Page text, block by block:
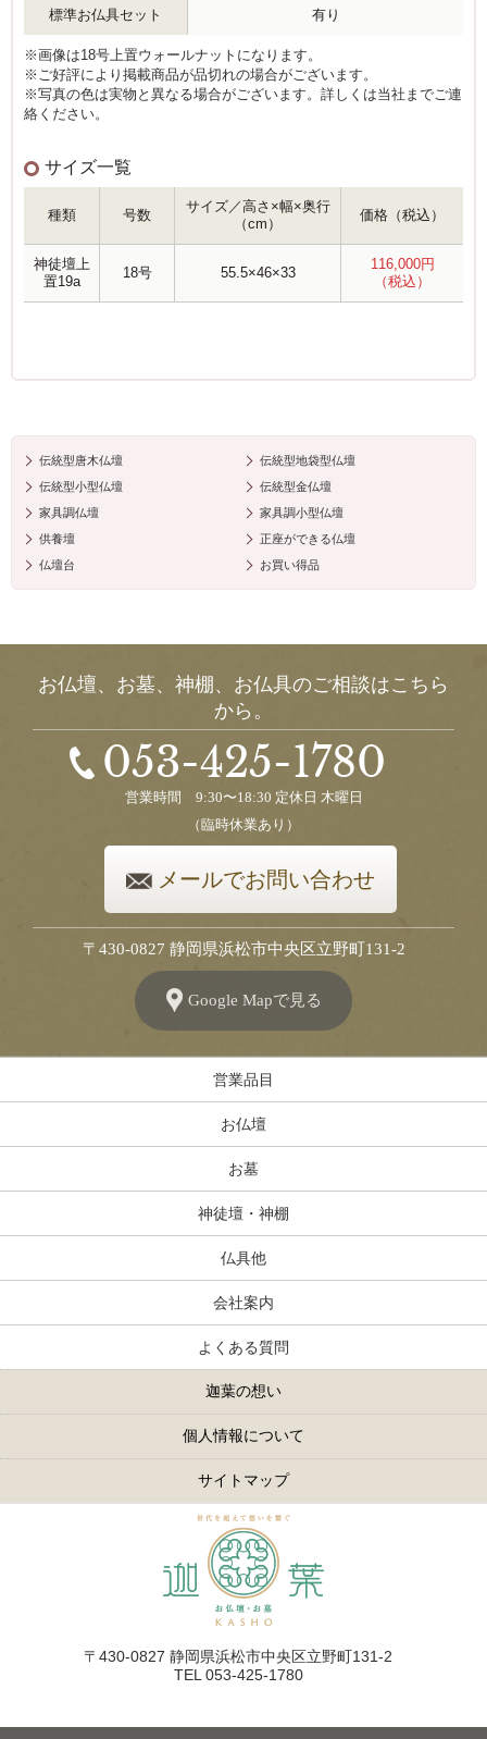
標準お仏具セット 有り
※画像は18号上置ウォールナットになります。
※ご好評により掲載商品が品切れの場合がございます。
※写真の色は実物と異なる場合がございます。詳しくは当社までご連
絡ください。
サイズ一覧
種類 号数
サイズ／高さ×幅×奥行
（cm）
価格（税込）
神徒壇上
置19a
18号 55.5×46×33
116,000円
（税込）
伝統型唐木仏壇
伝統型地袋型仏壇
伝統型小型仏壇
伝統型金仏壇
家具調仏壇
家具調小型仏壇
供養壇
正座ができる仏壇
仏壇台
お買い得品
お仏壇、お墓、神棚、お仏具のご相談はこちら
から。
053-425-1780
営業時間 9:30〜18:30 定休日 木曜日
（臨時休業あり）
メールでお問い合わせ
〒430-0827 静岡県浜松市中央区立野町131-2
Google Mapで見る
営業品目
お仏壇
お墓
神徒壇・神棚
仏具他
会社案内
よくある質問
迦葉の想い
個人情報について
サイトマップ
〒430-0827 静岡県浜松市中央区立野町131-2
TEL 053-425-1780